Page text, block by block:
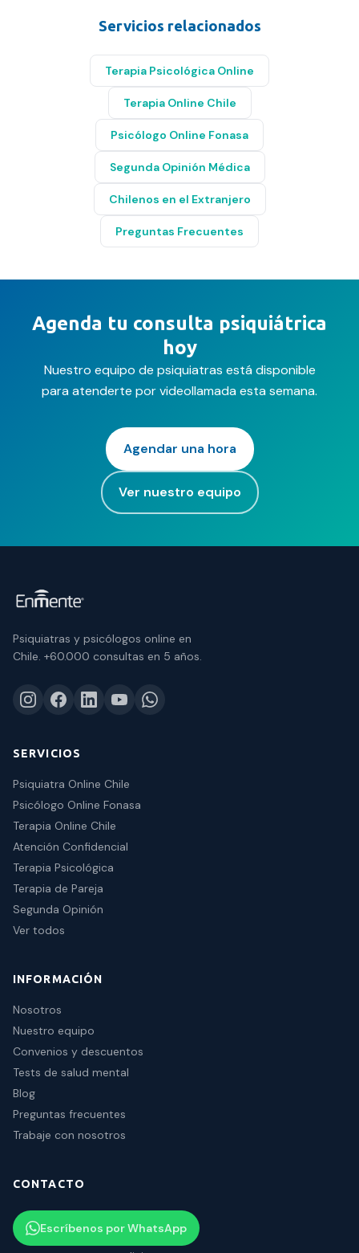
Servicios relacionados
Terapia Psicológica Online
Terapia Online Chile
Psicólogo Online Fonasa
Segunda Opinión Médica
Chilenos en el Extranjero
Preguntas Frecuentes
Agenda tu consulta psiquiátrica
hoy
Nuestro equipo de psiquiatras está disponible
para atenderte por videollamada esta semana.
Agendar una hora
Ver nuestro equipo
Psiquiatras y psicólogos online en
Chile. +60.000 consultas en 5 años.
SERVICIOS
Psiquiatra Online Chile
Psicólogo Online Fonasa
Terapia Online Chile
Atención Confidencial
Terapia Psicológica
Terapia de Pareja
Segunda Opinión
Ver todos
INFORMACIÓN
Nosotros
Nuestro equipo
Convenios y descuentos
Tests de salud mental
Blog
Preguntas frecuentes
Trabaje con nosotros
CONTACTO
Escríbenos por WhatsApp